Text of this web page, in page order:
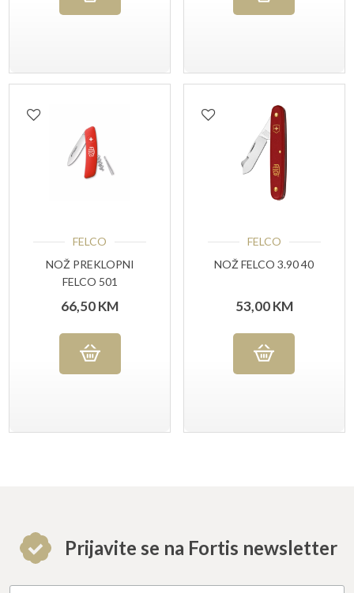
FELCO
NOŽ PREKLOPNI
FELCO 501
66,50KM
FELCO
NOŽ FELCO 3.90 40
53,00KM
Prijavite se na Fortis newsletter